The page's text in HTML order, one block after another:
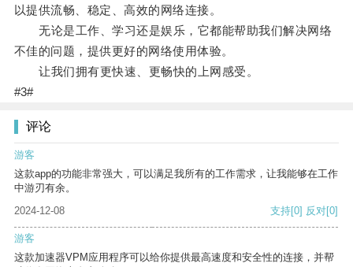
以提供流畅、稳定、高效的网络连接。
无论是工作、学习还是娱乐，它都能帮助我们解决网络
不佳的问题，提供更好的网络使用体验。
让我们拥有更快速、更畅快的上网感受。
#3#
评论
游客
这款app的功能非常强大，可以满足我所有的工作需求，让我能够在工作
中游刃有余。
2024-12-08
支持[0] 反对[0]
游客
这款加速器VPM应用程序可以给你提供最高速度和安全性的连接，并帮